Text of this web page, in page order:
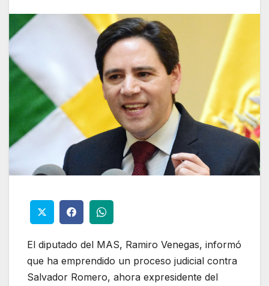
El diputado del MAS, Ramiro Venegas, informó
que ha emprendido un proceso judicial contra
Salvador Romero, ahora expresidente del